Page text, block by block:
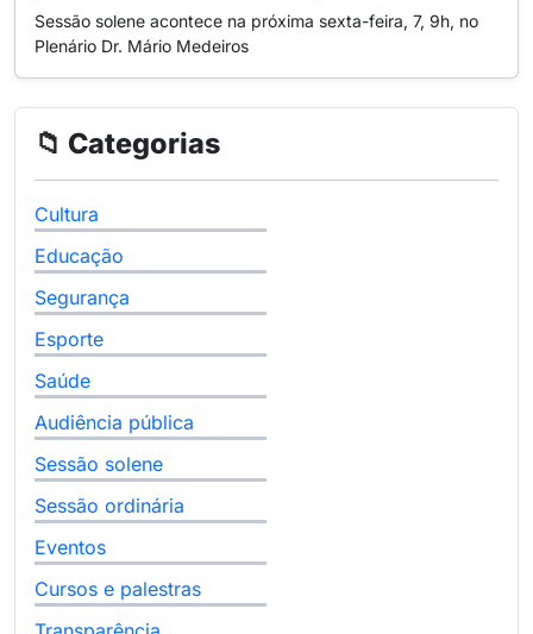
Sessão solene acontece na próxima sexta-feira, 7, 9h, no
Plenário Dr. Mário Medeiros
📁 Categorias
Cultura
Educação
Segurança
Esporte
Saúde
Audiência pública
Sessão solene
Sessão ordinária
Eventos
Cursos e palestras